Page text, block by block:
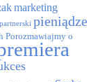
marketing
pieniądze
Porozmawiajmy o